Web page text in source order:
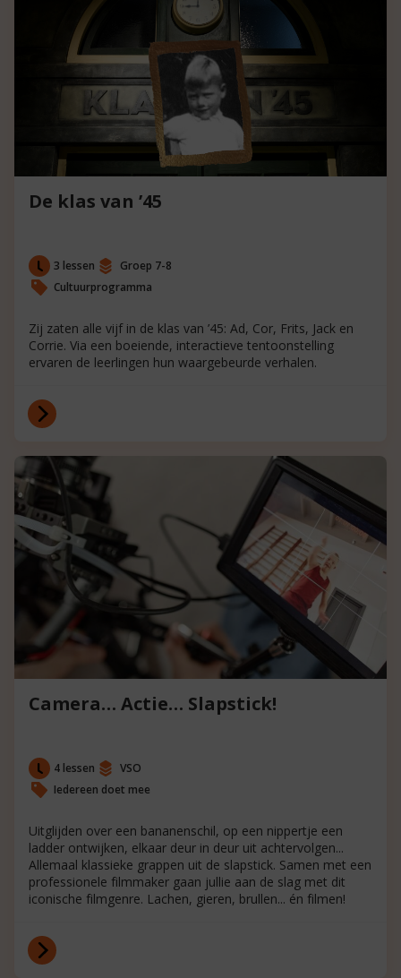
De klas van ’45
3 lessen
Groep 7-8
Cultuurprogramma
Zij zaten alle vijf in de klas van ’45: Ad, Cor, Frits, Jack en
Corrie. Via een boeiende, interactieve tentoonstelling
ervaren de leerlingen hun waargebeurde verhalen.
Camera… Actie… Slapstick!
4 lessen
VSO
Iedereen doet mee
Uitglijden over een bananenschil, op een nippertje een
ladder ontwijken, elkaar deur in deur uit achtervolgen...
Allemaal klassieke grappen uit de slapstick. Samen met een
professionele filmmaker gaan jullie aan de slag met dit
iconische filmgenre. Lachen, gieren, brullen... én filmen!